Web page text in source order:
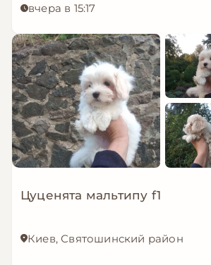
вчера в 15:17
Цуценята мальтипу f1
Киев, Святошинский район